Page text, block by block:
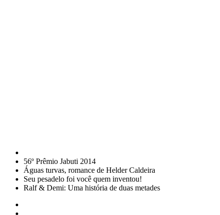
56º Prêmio Jabuti 2014
Águas turvas, romance de Helder Caldeira
Seu pesadelo foi você quem inventou!
Ralf & Demi: Uma história de duas metades